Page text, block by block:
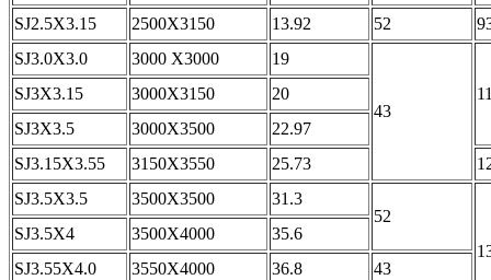
SJ2.5X3.15
2500X3150 13.92 52
SJ3.0X3.0
3000 X3000 19
43
SJ3X3.15 3000X3150
20
SJ3X3.5
3000X3500
22.97
SJ3.15X3.55
3150X3550 25.73
SJ3.5X3.5
3500X3500
31.3
52
SJ3.5X4 3500X4000
35.6
SJ3.55X4.0
3550X4000 36.8
43